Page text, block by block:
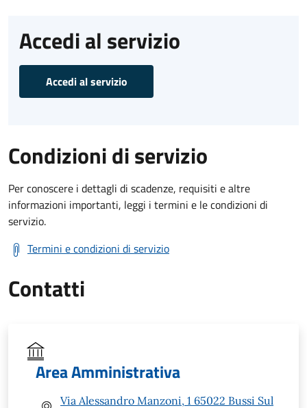
Accedi al servizio
Accedi al servizio
Condizioni di servizio
Per conoscere i dettagli di scadenze, requisiti e altre
informazioni importanti, leggi i termini e le condizioni di
servizio.
Termini e condizioni di servizio
Contatti
Area Amministrativa
Via Alessandro Manzoni, 1 65022 Bussi Sul